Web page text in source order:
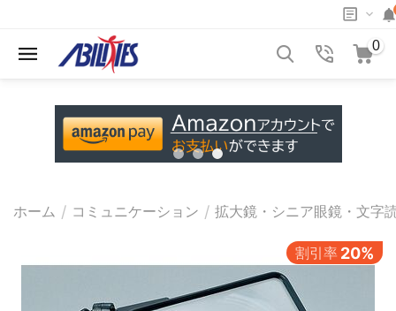
0
ホーム / コミュニケーション / 拡大鏡・シニア眼鏡・文字
割引率 20%